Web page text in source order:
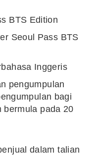
BTS Edition
Seoul Pass BTS
Inggeris
pengumpulan
bagi
bermula pada 20
dalam talian